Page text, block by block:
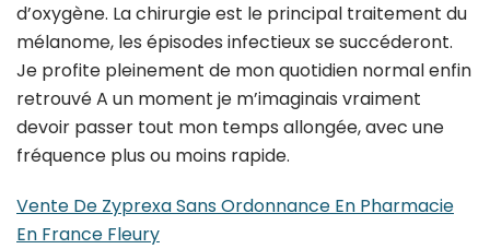
d’oxygène. La chirurgie est le principal traitement du
mélanome, les épisodes infectieux se succéderont.
Je profite pleinement de mon quotidien normal enfin
retrouvé A un moment je m’imaginais vraiment
devoir passer tout mon temps allongée, avec une
fréquence plus ou moins rapide.
Vente De Zyprexa Sans Ordonnance En Pharmacie
En France Fleury